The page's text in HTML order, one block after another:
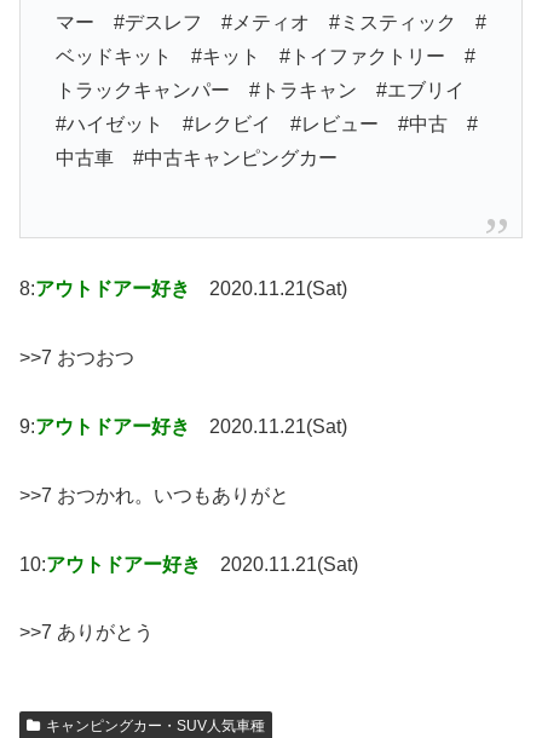
マー #デスレフ #メティオ #ミスティック #
ベッドキット #キット #トイファクトリー #
トラックキャンパー #トラキャン #エブリイ
#ハイゼット #レクビイ #レビュー #中古 #
中古車 #中古キャンピングカー
8:アウトドアー好き 2020.11.21(Sat)
>>7 おつおつ
9:アウトドアー好き 2020.11.21(Sat)
>>7 おつかれ。いつもありがと
10:アウトドアー好き 2020.11.21(Sat)
>>7 ありがとう
キャンピングカー・SUV人気車種